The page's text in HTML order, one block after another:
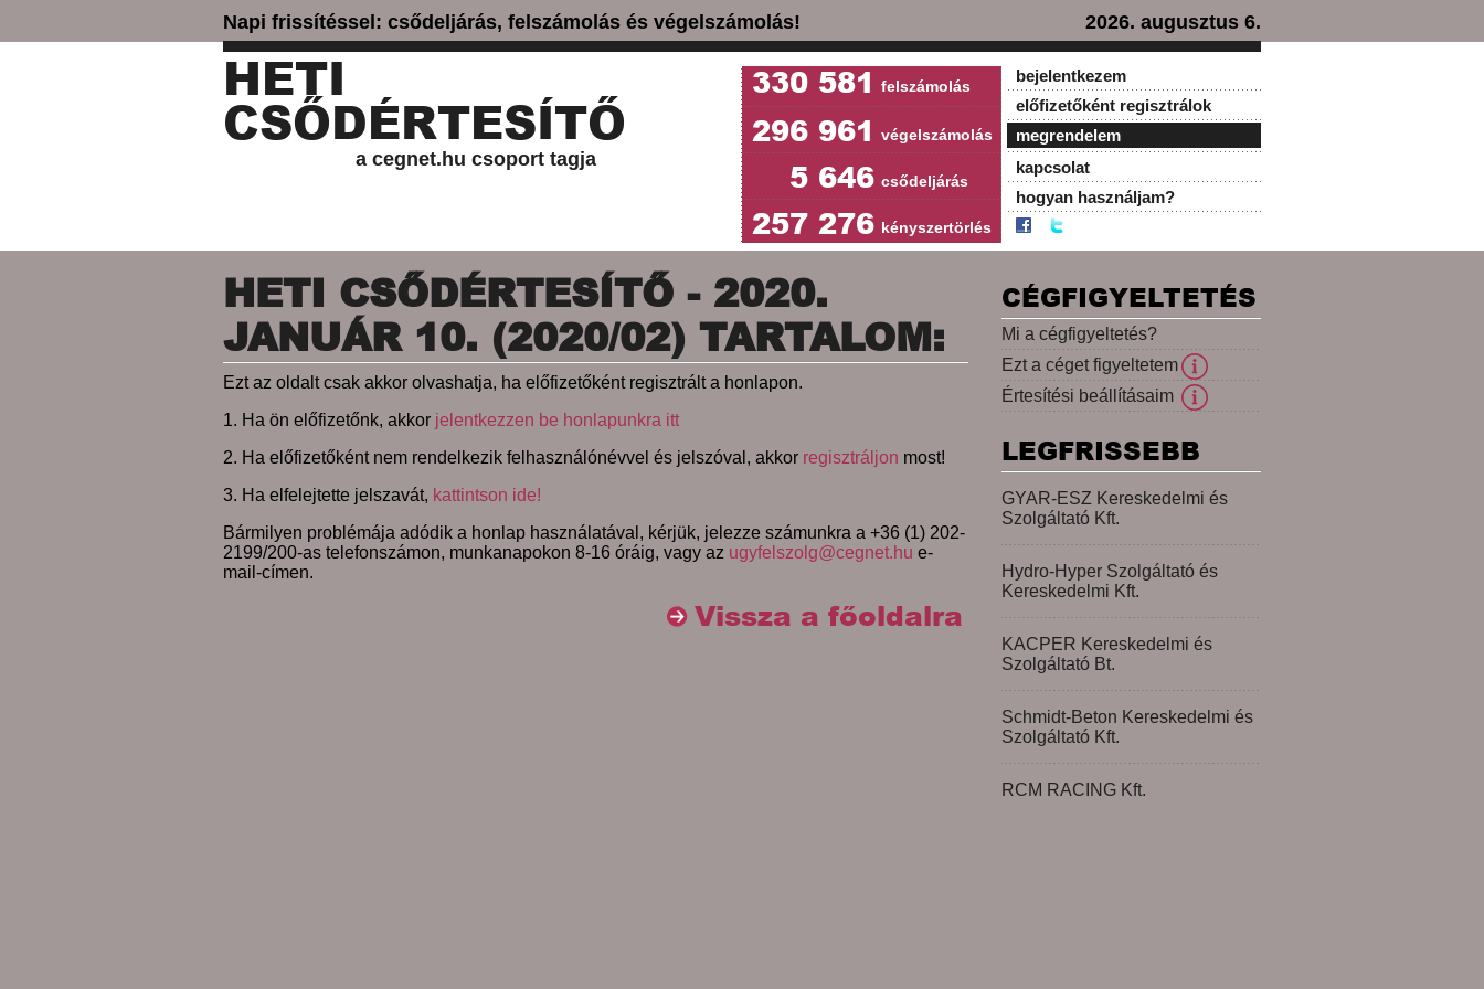
Napi frissítéssel: csődeljárás, felszámolás és végelszámolás! 2026. augusztus 6.
HETI
CSŐDÉRTESÍTŐ
a cegnet.hu csoport tagja
330 581 felszámolás
296 961 végelszámolás
5 646 csődeljárás
257 276 kényszertörlés
bejelentkezem
előfizetőként regisztrálok
megrendelem
kapcsolat
hogyan használjam?
HETI CSŐDÉRTESÍTŐ - 2020.
JANUÁR 10. (2020/02) TARTALOM:
Ezt az oldalt csak akkor olvashatja, ha előfizetőként regisztrált a honlapon.
1. Ha ön előfizetőnk, akkor jelentkezzen be honlapunkra itt
2. Ha előfizetőként nem rendelkezik felhasználónévvel és jelszóval, akkor regisztráljon most!
3. Ha elfelejtette jelszavát, kattintson ide!
Bármilyen problémája adódik a honlap használatával, kérjük, jelezze számunkra a +36 (1) 202-
2199/200-as telefonszámon, munkanapokon 8-16 óráig, vagy az ugyfelszolg@cegnet.hu e-
mail-címen.
Vissza a főoldalra
CÉGFIGYELTETÉS
Mi a cégfigyeltetés?
Ezt a céget figyeltetem
Értesítési beállításaim
LEGFRISSEBB
GYAR-ESZ Kereskedelmi és
Szolgáltató Kft.
Hydro-Hyper Szolgáltató és
Kereskedelmi Kft.
KACPER Kereskedelmi és
Szolgáltató Bt.
Schmidt-Beton Kereskedelmi és
Szolgáltató Kft.
RCM RACING Kft.